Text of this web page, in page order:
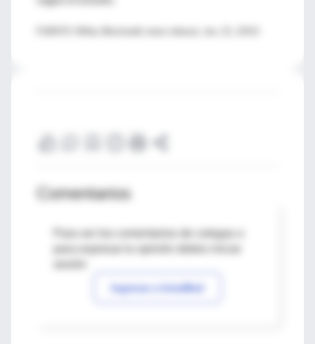
Comentarios
Para ver los comentarios de colegas o
Ingresar a IntraMed